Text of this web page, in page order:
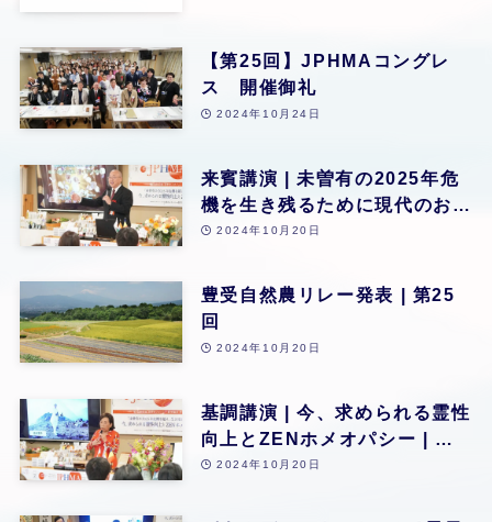
【第25回】JPHMAコングレ
ス 開催御礼
2024年10月24日
来賓講演 | 未曽有の2025年危
機を生き残るために現代のおカ
ネの仕組みとこれからの時代 |
2024年10月20日
豊受自然農リレー発表 | 第25
回
2024年10月20日
基調講演 | 今、求められる霊性
向上とZENホメオパシー | 由
井寅子名誉会長 | 第25回
2024年10月20日